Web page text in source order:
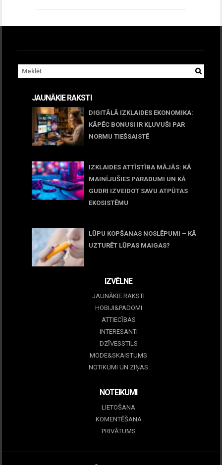
JAUNĀKIE RAKSTI
DIGITĀLĀ IZKLAIDES EKONOMIKA:
KĀPĒC BONUSI IR KĻUVUŠI PAR
NORMU TIEŠSAISTĒ
IZKLAIDES ATTĪSTĪBA MĀJĀS: KĀ
MAINĪJUŠIES PARADUMI UN KĀ
GUDRI IZVEIDOT SAVU ATPŪTAS
EKOSISTĒMU
LŪPU KOPŠANAS NOSLĒPUMI – KĀ
UZTURĒT LŪPAS MAIGAS?
IZVĒLNE
JAUNĀKIE RAKSTI
HOBIJI&PADOMI
ATTIECĪBAS
INTERESANTI
DZĪVESSTILS
MODE&SKAISTUMS
NOTIKUMI UN ZIŅAS
NOTEIKUMI
LIETOŠANA
KOMENTĒŠANA
PRIVĀTUMS